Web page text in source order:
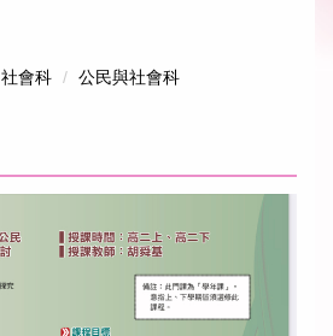
社會科 公民與社會科